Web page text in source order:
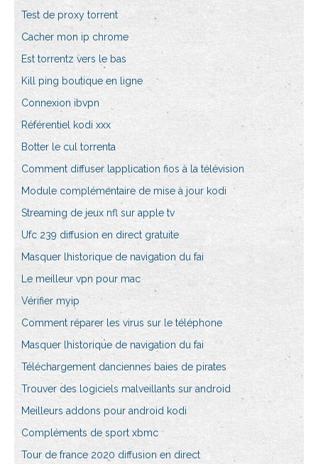
Test de proxy torrent
Cacher mon ip chrome
Est torrentz vers le bas
Kill ping boutique en ligne
Connexion ibvpn
Référentiel kodi xxx
Botter le cul torrenta
Comment diffuser lapplication fios à la télévision
Module complémentaire de mise à jour kodi
Streaming de jeux nfl sur apple tv
Ufc 239 diffusion en direct gratuite
Masquer lhistorique de navigation du fai
Le meilleur vpn pour mac
Vérifier myip
Comment réparer les virus sur le téléphone
Masquer lhistorique de navigation du fai
Téléchargement danciennes baies de pirates
Trouver des logiciels malveillants sur android
Meilleurs addons pour android kodi
Compléments de sport xbmc
Tour de france 2020 diffusion en direct